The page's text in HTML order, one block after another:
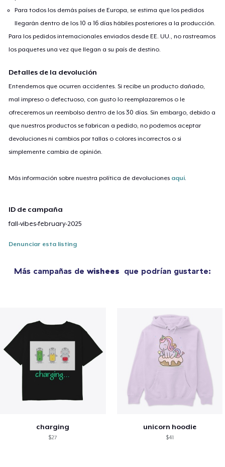
Para todos los demás países de Europa, se estima que los pedidos
llegarán dentro de los 10 a 16 días hábiles posteriores a la producción.
Para los pedidos internacionales enviados desde EE. UU., no rastreamos
los paquetes una vez que llegan a su país de destino.
Detalles de la devolución
Entendemos que ocurren accidentes. Si recibe un producto dañado,
mal impreso o defectuoso, con gusto lo reemplazaremos o le
ofreceremos un reembolso dentro de los 30 días. Sin embargo, debido a
que nuestros productos se fabrican a pedido, no podemos aceptar
devoluciones ni cambios por tallas o colores incorrectos o si
simplemente cambia de opinión.
Más información sobre nuestra política de devoluciones aquí
ID de campaña
fall-vibes-february-2025
Denunciar esta listing
Más campañas de wishees que podrían gustarte:
charging
$27
unicorn hoodie
$41